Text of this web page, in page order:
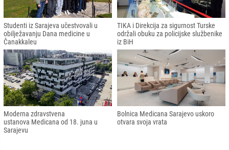
Studenti iz Sarajeva učestvovali u
obilježavanju Dana medicine u
Čanakkaleu
TIKA i Direkcija za sigurnost Turske
održali obuku za policijske službenike
iz BiH
Moderna zdravstvena
ustanova Medicana od 18. juna u
Sarajevu
Bolnica Medicana Sarajevo uskoro
otvara svoja vrata